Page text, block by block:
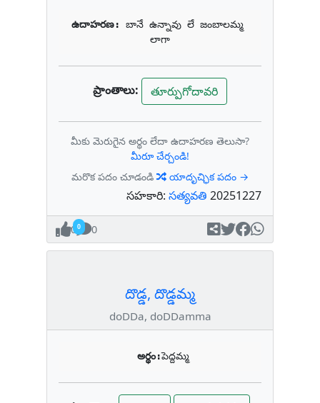
ఉదాహరణ: బానే ఉన్నావు లే జంబాలమ్మ
లాగా
ప్రాంతాలు: తూర్పుగోదావరి
మీకు మెరుగైన అర్థం లేదా ఉదాహరణ తెలుసా?
మీరూ చేర్చండి!
మరొక పదం చూడండి
యాదృచ్ఛిక పదం →
సహకారి: సత్యవతి 20251227
0 0
దొడ్డ, దొడ్డమ్మ
doDDa, doDDamma
అర్థం:పెద్దమ్మ